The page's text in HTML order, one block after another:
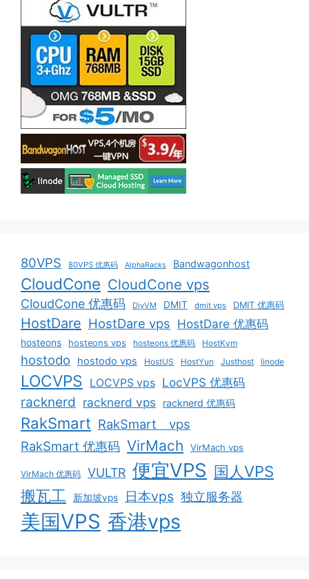
80VPS 80VPS 优惠码 AlphaRacks Bandwagonhost
CloudCone CloudCone vps
CloudCone 优惠码 DiyVM DMIT dmit vps DMIT 优惠码
HostDare HostDare vps HostDare 优惠码
hosteons hosteons vps hosteons 优惠码 HostKvm
hostodo hostodo vps HostUS HostYun Justhost linode
LOCVPS LOCVPS vps LocVPS 优惠码
racknerd racknerd vps racknerd 优惠码
RakSmart RakSmart vps
RakSmart 优惠码 VirMach VirMach vps
VirMach 优惠码 VULTR 便宜VPS 国人VPS
搬瓦工
新加坡vps 日本vps 独立服务器
美国VPS 香港vps